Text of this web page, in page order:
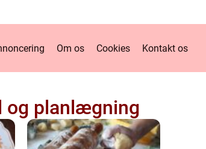
Om os Cookies Kontakt os
og planlægning